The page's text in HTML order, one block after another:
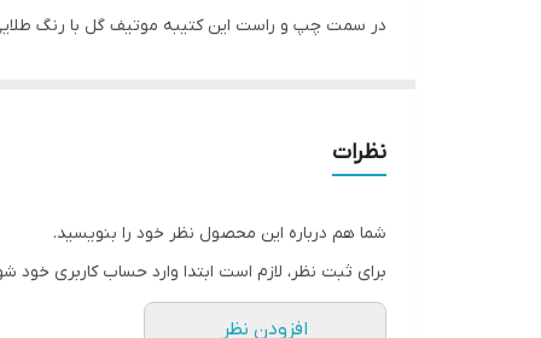
ارسال به سراسر کشور
ارسال از
در سمت چپ و راست این کتیبه موتیف گل با رنگ
* بدلیل آبرفت پارچه حین چاپ، ابعاد تا 4 سانتی متر در هر متر کوچکتر می باشند.
* محصولات حدود 5-3 روز کاری آماده ارسال می باشند.
نظرات
شما هم درباره این محصول نظر خود را بنویسید.
برای ثبت نظر، لازم است ابتدا وارد حساب کاربری خود
افزودن نظر